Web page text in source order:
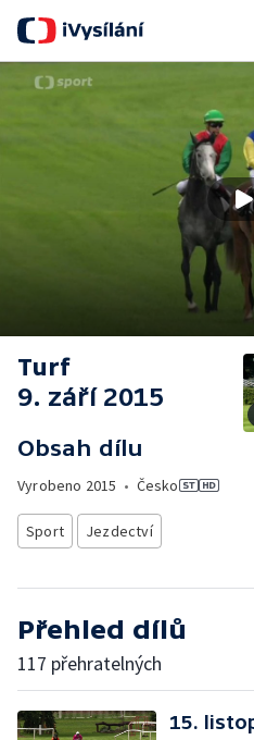
Turf
9. září 2015
Obsah dílu
Vyrobeno 2015 • Česko
Sport Jezdectví
Přehled dílů
117 přehratelných
15.